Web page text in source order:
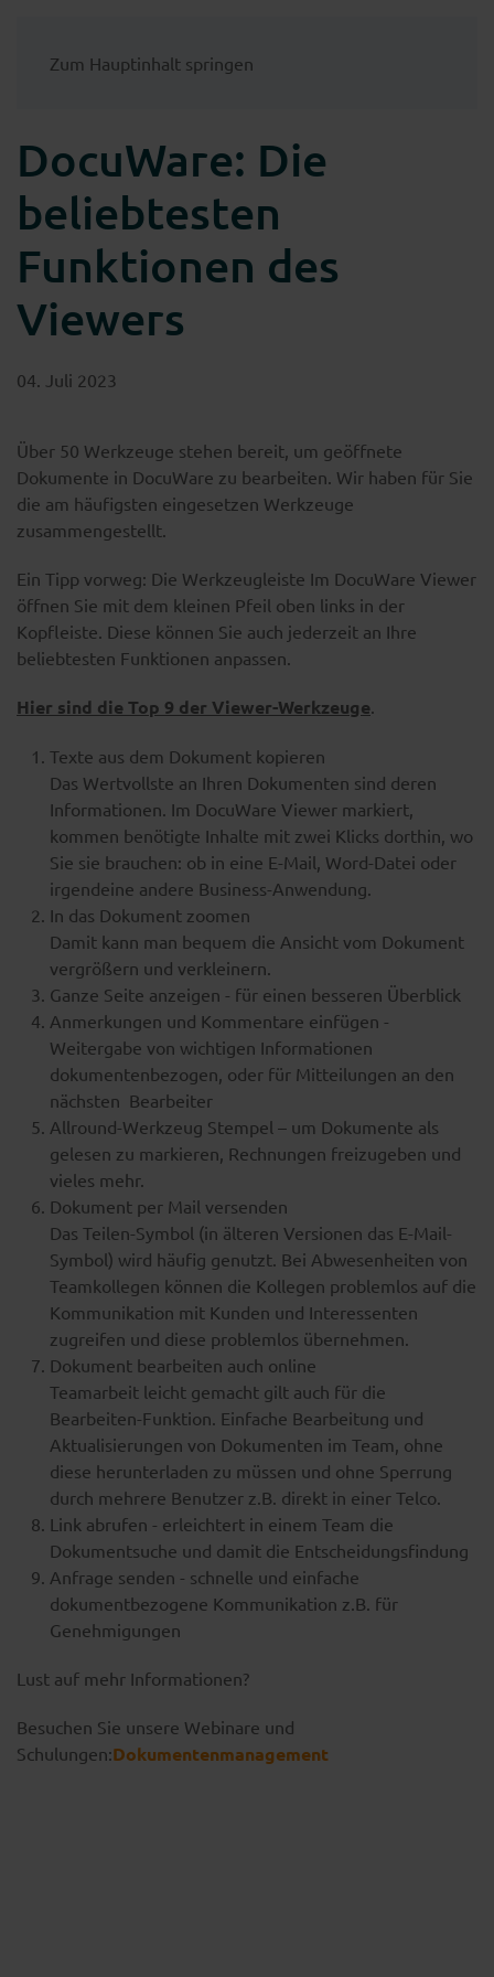
Zum Hauptinhalt springen
DocuWare: Die
beliebtesten
Funktionen des
Viewers
04. Juli 2023
Über 50 Werkzeuge stehen bereit, um geöffnete
Dokumente in DocuWare zu bearbeiten. Wir haben für Sie
die am häufigsten eingesetzen Werkzeuge
zusammengestellt.
Ein Tipp vorweg: Die Werkzeugleiste Im DocuWare Viewer
öffnen Sie mit dem kleinen Pfeil oben links in der
Kopfleiste. Diese können Sie auch jederzeit an Ihre
beliebtesten Funktionen anpassen.
Hier sind die Top 9 der Viewer-Werkzeuge.
Texte aus dem Dokument kopieren
Das Wertvollste an Ihren Dokumenten sind deren
Informationen. Im DocuWare Viewer markiert,
kommen benötigte Inhalte mit zwei Klicks dorthin, wo
Sie sie brauchen: ob in eine E-Mail, Word-Datei oder
irgendeine andere Business-Anwendung.
In das Dokument zoomen
Damit kann man bequem die Ansicht vom Dokument
vergrößern und verkleinern.
Ganze Seite anzeigen - für einen besseren Überblick
Anmerkungen und Kommentare einfügen -
Weitergabe von wichtigen Informationen
dokumentenbezogen, oder für Mitteilungen an den
nächsten Bearbeiter
Allround-Werkzeug Stempel – um Dokumente als
gelesen zu markieren, Rechnungen freizugeben und
vieles mehr.
Dokument per Mail versenden
Das Teilen-Symbol (in älteren Versionen das E-Mail-
Symbol) wird häufig genutzt. Bei Abwesenheiten von
Teamkollegen können die Kollegen problemlos auf die
Kommunikation mit Kunden und Interessenten
zugreifen und diese problemlos übernehmen.
Dokument bearbeiten auch online
Teamarbeit leicht gemacht gilt auch für die
Bearbeiten-Funktion. Einfache Bearbeitung und
Aktualisierungen von Dokumenten im Team, ohne
diese herunterladen zu müssen und ohne Sperrung
durch mehrere Benutzer z.B. direkt in einer Telco.
Link abrufen - erleichtert in einem Team die
Dokumentsuche und damit die Entscheidungsfindung
Anfrage senden - schnelle und einfache
dokumentbezogene Kommunikation z.B. für
Genehmigungen
Lust auf mehr Informationen?
Besuchen Sie unsere Webinare und
Schulungen:Dokumentenmanagement